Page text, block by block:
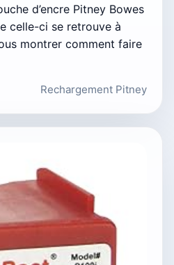
d’encre Pitney Bowes
celle-ci se retrouve à
montrer comment faire
Rechargement Pitney